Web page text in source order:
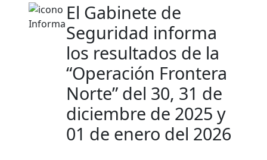
El Gabinete de
Seguridad informa
los resultados de la
“Operación Frontera
Norte” del 30, 31 de
diciembre de 2025 y
01 de enero del 2026